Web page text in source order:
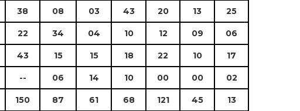
38 08 03 43 20 13 25
22 34 04 10 12 09 06
43 15 15 18 22 10 17
-- 06 14 10 00 00 02
150 87 61 68 121 45 13